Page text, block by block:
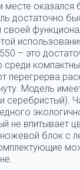
месте оказался
достаточно
своей
– это
перегрерва
Модель
серебристый).
не впитывает
блок с